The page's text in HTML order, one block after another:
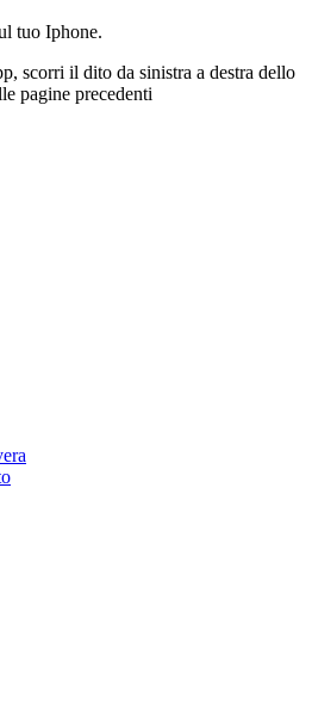
tuo Iphone.
scorri il dito da sinistra a destra dello
pagine precedenti